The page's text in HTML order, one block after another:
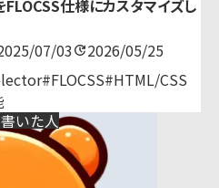
仕様にカスタマイズし
07/03
2026/05/25
#FLOCSS#HTML/CSS
いた人